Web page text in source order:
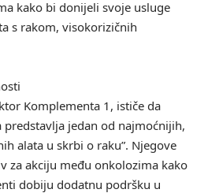
kako bi donijeli svoje usluge
s rakom, visokorizičnih
Komplementa 1, ističe da
predstavlja jedan od najmoćnijih,
alata u skrbi o raku”. Njegove
za akciju među onkolozima kako
dobiju dodatnu podršku u